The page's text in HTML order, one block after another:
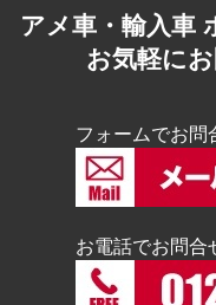
アメ車・輸入車
お気軽に
フォームでお問
お電話でお問合